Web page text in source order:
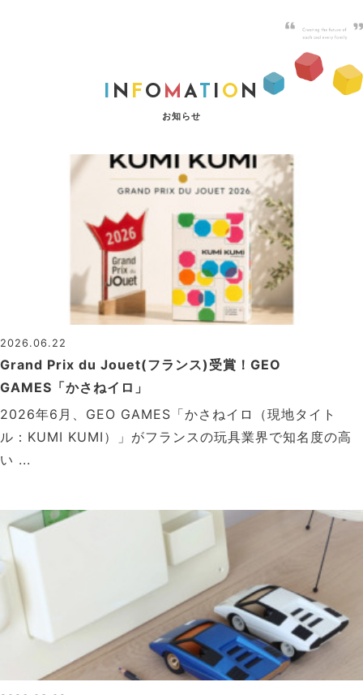
I N F O M A T I O N
お知らせ
2026.06.22
Grand Prix du Jouet(フランス)受賞！GEO
GAMES「かさねイロ」
2026年6月、GEO GAMES「かさねイロ（現地タイト
ル：KUMI KUMI）」がフランスの玩具業界で知名度の高
い ...